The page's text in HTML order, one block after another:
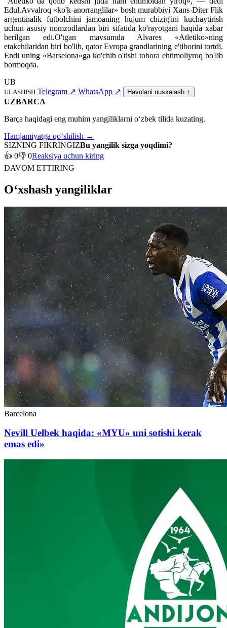
Edul.Avvalroq «ko'k-anorranglilar» bosh murabbiyi Xans-Diter Flik
argentinalik futbolchini jamoaning hujum chizig'ini kuchaytirish
uchun asosiy nomzodlardan biri sifatida ko'rayotgani haqida xabar
berilgan edi.O'tgan mavsumda Alvares «Atletiko»ning
etakchilaridan biri bo'lib, qator Evropa grandlarining e'tiborini tortdi.
Endi uning «Barselona»ga ko'chib o'tishi tobora ehtimoliyroq bo'lib
bormoqda.
UB
ULASHISH Telegram ↗ WhatsApp ↗ Havolani nusxalash +
UZBARCA
Barça haqidagi eng muhim yangiliklarni o‘zbek tilida kuzating.
Hamjamiyatga qo‘shilish →
SIZNING FIKRINGIZBu yangilik sizga yoqdimi?
👍 0👎 0Reaksiya uchun kiring
DAVOM ETTIRING
O‘xshash yangiliklar
Barcelona
Nevill Uelbek haqida: «MYU» uni sotishi kerak
emas edi»